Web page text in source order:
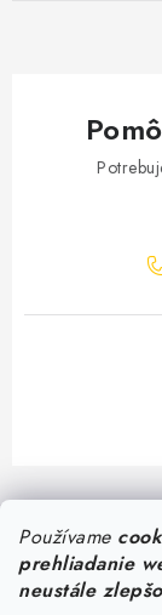
Používame
prehliadanie
neustále
Z
á
Predajňa
Pon - Pia 8:30
Šustekova 45,
Všetko o